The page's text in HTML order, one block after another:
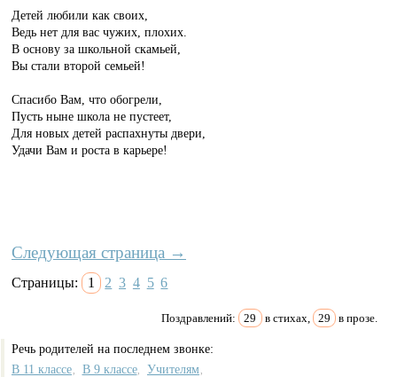
Детей любили как своих,
Ведь нет для вас чужих, плохих.
В основу за школьной скамьей,
Вы стали второй семьей!
Спасибо Вам, что обогрели,
Пусть ныне школа не пустеет,
Для новых детей распахнуты двери,
Удачи Вам и роста в карьере!
Следующая страница →
Страницы: 1 2 3 4 5 6
Поздравлений: 29 в стихах, 29 в прозе.
Речь родителей на последнем звонке:
В 11 классе
В 9 классе Учителям